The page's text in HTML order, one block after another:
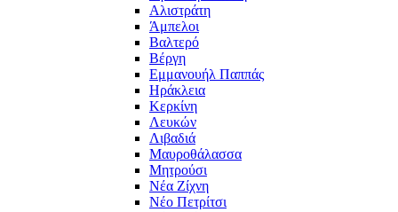
Αλιστράτη
Άμπελοι
Βαλτερό
Βέργη
Εμμανουήλ Παππάς
Ηράκλεια
Κερκίνη
Λευκών
Λιβαδιά
Μαυροθάλασσα
Μητρούσι
Νέα Ζίχνη
Νέο Πετρίτσι